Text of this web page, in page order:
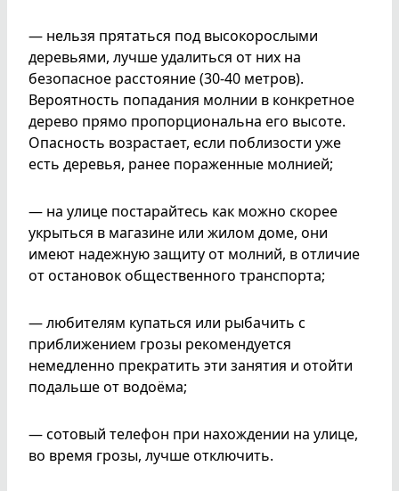
— нельзя прятаться под высокорослыми
деревьями, лучше удалиться от них на
безопасное расстояние (30-40 метров).
Вероятность попадания молнии в конкретное
дерево прямо пропорциональна его высоте.
Опасность возрастает, если поблизости уже
есть деревья, ранее пораженные молнией;
— на улице постарайтесь как можно скорее
укрыться в магазине или жилом доме, они
имеют надежную защиту от молний, в отличие
от остановок общественного транспорта;
— любителям купаться или рыбачить с
приближением грозы рекомендуется
немедленно прекратить эти занятия и отойти
подальше от водоёма;
— сотовый телефон при нахождении на улице,
во время грозы, лучше отключить.